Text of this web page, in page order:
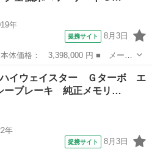
年
提携サイト 8月3日
５０アトラス ■ グレード名：
グ全低床パワーゲート３ｔ １年保
ハイウェイスター Ｇターボ エ
ーブレーキ 純正メモリ…
年
提携サイト 8月3日